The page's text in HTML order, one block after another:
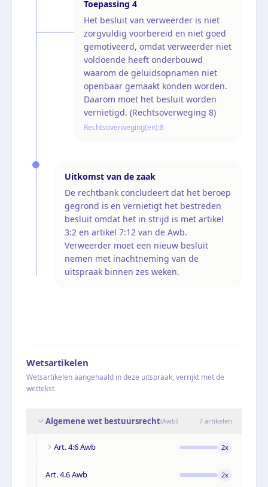
Toepassing 4
Het besluit van verweerder is niet
zorgvuldig voorbereid en niet goed
gemotiveerd, omdat verweerder niet
voldoende heeft onderbouwd
waarom de geluidsopnamen niet
openbaar gemaakt konden worden.
Daarom moet het besluit worden
vernietigd. (Rechtsoverweging 8)
Rechtsoverweging(en):8
Uitkomst van de zaak
De rechtbank concludeert dat het beroep
gegrond is en vernietigt het bestreden
besluit omdat het in strijd is met artikel
3:2 en artikel 7:12 van de Awb.
Verweerder moet een nieuw besluit
nemen met inachtneming van de
uitspraak binnen zes weken.
Wetsartikelen
Wetsartikelen aangehaald in deze uitspraak, verrijkt met de
wettekst
Algemene wet bestuursrecht(Awb) 7 artikelen
Art. 4:6 Awb 2x
Art. 4.6 Awb 2x